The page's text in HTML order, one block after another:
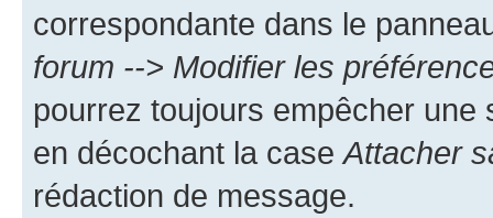
correspondante dans le
forum --> Modifier les
pourrez toujours empêcher une
en décochant la case Attacher
rédaction de message.